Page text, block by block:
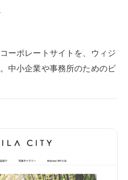
ーポレートサイトを、ウィジ
中小企業や事務所のためのビ